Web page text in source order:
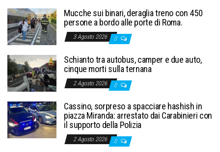
Mucche sui binari, deraglia treno con 450
persone a bordo alle porte di Roma.
3 Agosto 2026 0
Schianto tra autobus, camper e due auto,
cinque morti sulla ternana
2 Agosto 2026 0
Cassino, sorpreso a spacciare hashish in
piazza Miranda: arrestato dai Carabinieri con
il supporto della Polizia
2 Agosto 2026 0